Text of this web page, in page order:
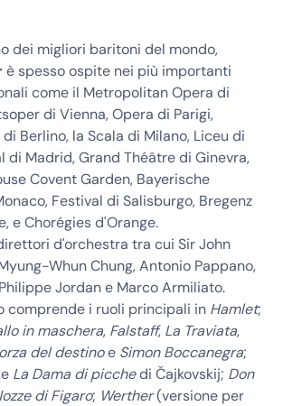
dei migliori baritoni del mondo,
è spesso ospite nei più importanti
come il Metropolitan Opera di
di Vienna, Opera di Parigi,
Berlino, la Scala di Milano, Liceu di
di Madrid, Grand Théâtre di Ginevra,
Covent Garden, Bayerische
Festival di Salisburgo, Bregenz
e Chorégies d'Orange.
d'orchestra tra cui Sir John
Whun Chung, Antonio Pappano,
Jordan e Marco Armiliato.
comprende i ruoli principali in Hamlet;
in maschera, Falstaff, La Traviata,
del destinoe Simon Boccanegra;
La Dama di picchedi Čajkovskij; Don
di Figaro; Werther(versione per